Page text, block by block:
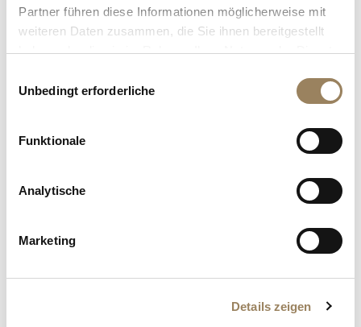
Partner führen diese Informationen möglicherweise mit
weiteren Daten zusammen, die Sie ihnen bereitgestellt
haben oder die sie im Rahmen Ihrer Nutzung der Dienste
Unbedingt erforderliche
Funktionale
Analytische
Marketing
Details zeigen
MarineTourbillonÉquation
5887